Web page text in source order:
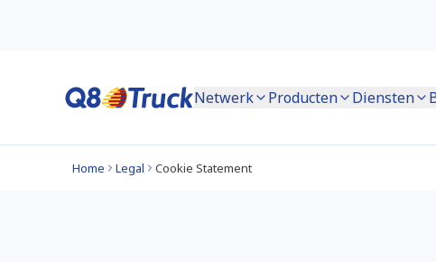
Netwerk Producten Diensten
Home Legal Cookie Statement